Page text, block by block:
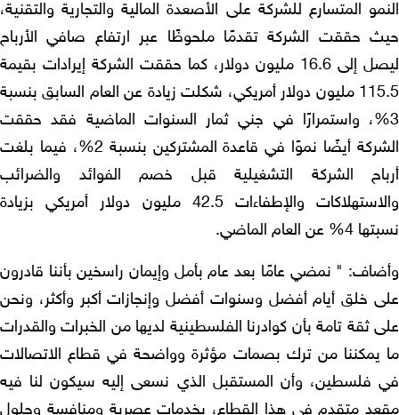
المتسارع للشركة على الأصعدة المالية والتجارية والتقنية،
حققت الشركة تقدمًا ملحوظًا عبر ارتفاع صافي الأرباح
ليصل إلى 16.6 مليون دولار، كما حققت الشركة إيرادات بقيمة
115.5 مليون دولار أمريكي، شكلت زيادة عن العام السابق بنسبة
واستمرارًا في جني ثمار السنوات الماضية فقد حققت
الشركة أيضًا نموًا في قاعدة المشتركين بنسبة 2%، فيما بلغت
الشركة التشغيلية قبل خصم الفوائد والضرائب
والاستهلاكات والإطفاءات 42.5 مليون دولار أمريكي بزيادة
عن العام الماضي.
" نمضي عامًا بعد عام بأمل وإيمان راسخين بأننا قادرون
خلق أيام أفضل وسنوات أفضل وإنجازات أكبر وأكثر، ونحن
ثقة تامة بأن كوادرنا الفلسطينية لديها من الخبرات والقدرات
يمكننا من ترك بصمات مؤثرة وواضحة في قطاع الاتصالات
فلسطين، وأن المستقبل الذي نسعى إليه سيكون لنا فيه
متقدم في هذا القطاع، بخدمات عصرية ومنافسة وحلول